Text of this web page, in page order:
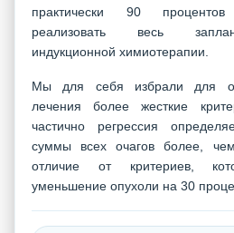
практически 90
реализовать весь
индукционной химиотерапии.
Мы для себя избрали для
лечения более жесткие
частично регрессия
суммы всех очагов более,
отличие от критериев,
уменьшение опухоли на 30